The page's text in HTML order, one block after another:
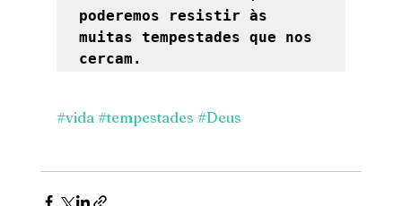
poderemos resistir às
muitas tempestades que nos
cercam.
#vida #tempestades #Deus